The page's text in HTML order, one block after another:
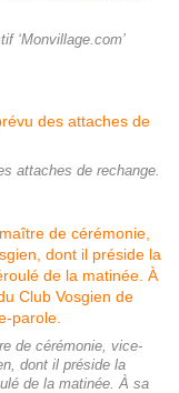
‘Monvillage.com’
attaches de rechange.
de cérémonie, vice-
dont il préside la
de la matinée. À sa